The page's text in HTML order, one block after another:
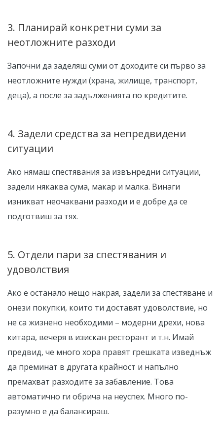
3. Планирай конкретни суми за
неотложните разходи
Започни да заделяш суми от доходите си първо за
неотложните нужди (храна, жилище, транспорт,
деца), а после за задълженията по кредитите.
4. Задели средства за непредвидени
ситуации
Ако нямаш спестявания за извънредни ситуации,
задели някаква сума, макар и малка. Винаги
изникват неочаквани разходи и е добре да се
подготвиш за тях.
5. Отдели пари за спестявания и
удоволствия
Ако е останало нещо накрая, задели за спестяване и
онези покупки, които ти доставят удоволствие, но
не са жизнено необходими – модерни дрехи, нова
китара, вечеря в изискан ресторант и т.н. Имай
предвид, че много хора правят грешката изведнъж
да преминат в другата крайност и напълно
премахват разходите за забавление. Това
автоматично ги обрича на неуспех. Много по-
разумно е да балансираш.